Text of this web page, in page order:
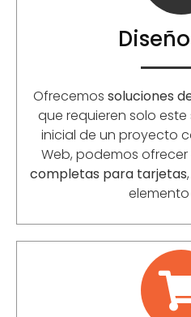
Ofrecemos soluciones
que requieren solo
inicial de un proyecto
Web, podemos ofrecer
completas para tarjetas